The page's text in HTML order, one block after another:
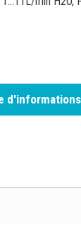
d'informations